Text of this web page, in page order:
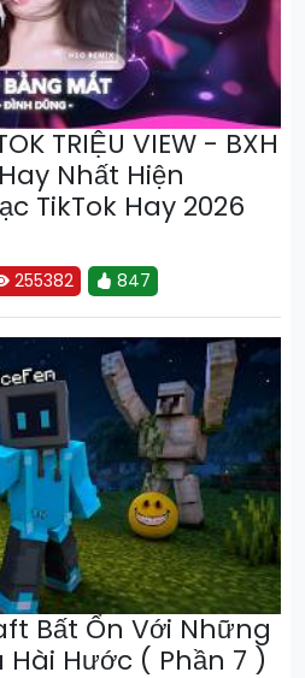
TRIỆU VIEW - BXH
Nhất Hiện
TikTok Hay 2026
255382 847
Bất Ổn Với Những
Hài Hước ( Phần 7 )